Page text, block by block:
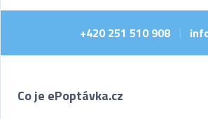
+420 251 510 908
Co je ePoptávka.cz